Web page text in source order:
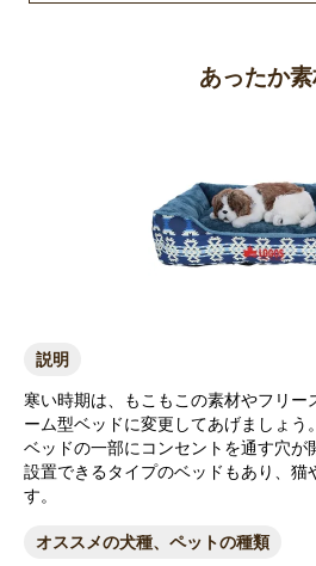
あったか
説明
寒い時期は、もこもこの素材やフリー
ーム型ベッドに変更してあげましょう。
ベッドの一部にコンセントを通す穴が
設置できるタイプのベッドもあり、猫
す。
オススメの犬種、ペットの種類